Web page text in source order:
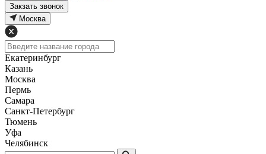
Закзать звонок
Москва
Екатеринбург
Казань
Москва
Пермь
Самара
Санкт-Петербург
Тюмень
Уфа
Челябинск